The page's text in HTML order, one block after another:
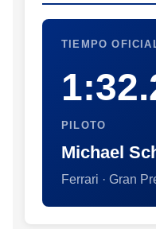
TIEMPO
PILOTO
Michael
Ferrari · Gran